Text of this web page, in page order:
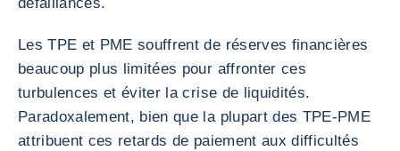
Les TPE et PME souffrent de réserves financières
beaucoup plus limitées pour affronter ces
turbulences et éviter la crise de liquidités.
Paradoxalement, bien que la plupart des TPE-PME
attribuent ces retards de paiement aux difficultés